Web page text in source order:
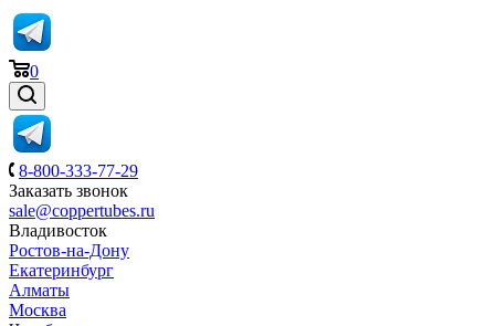
0
8-800-333-77-29
Заказать звонок
sale@coppertubes.ru
Владивосток
Ростов-на-Дону
Екатеринбург
Алматы
Москва